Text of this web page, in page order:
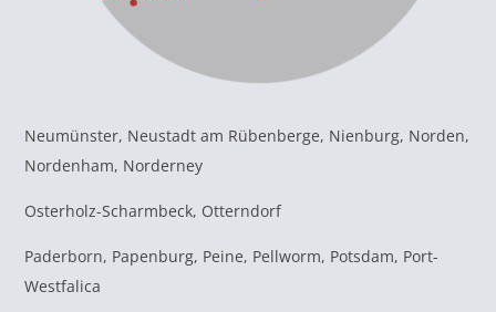
Neumünster, Neustadt am Rübenberge, Nienburg, Norden,
Nordenham, Norderney
Osterholz-Scharmbeck, Otterndorf
Paderborn, Papenburg, Peine, Pellworm, Potsdam, Port-
Westfalica